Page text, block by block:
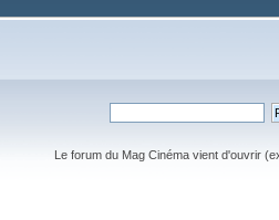
Le forum du Mag Cinéma vient d'ouvrir